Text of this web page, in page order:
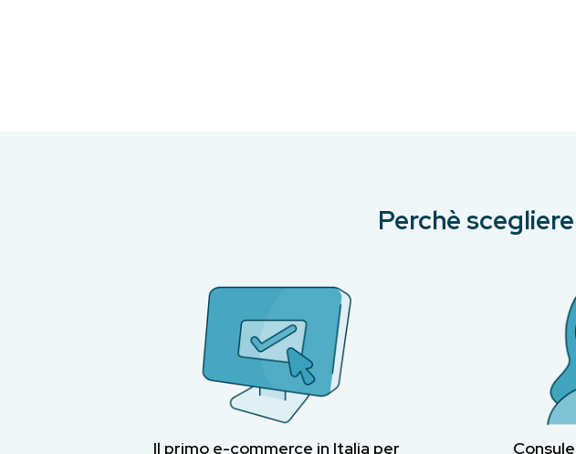
Perchè
Il primo e-commerce in Italia per